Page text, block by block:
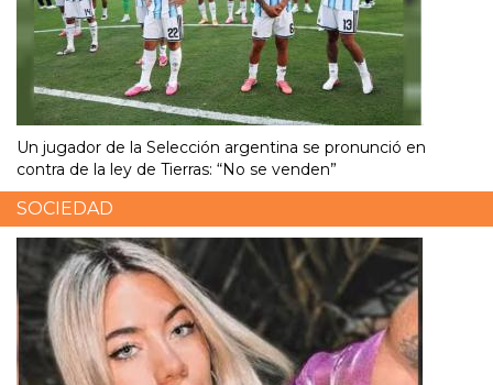
Un jugador de la Selección argentina se pronunció en
contra de la ley de Tierras: “No se venden”
SOCIEDAD